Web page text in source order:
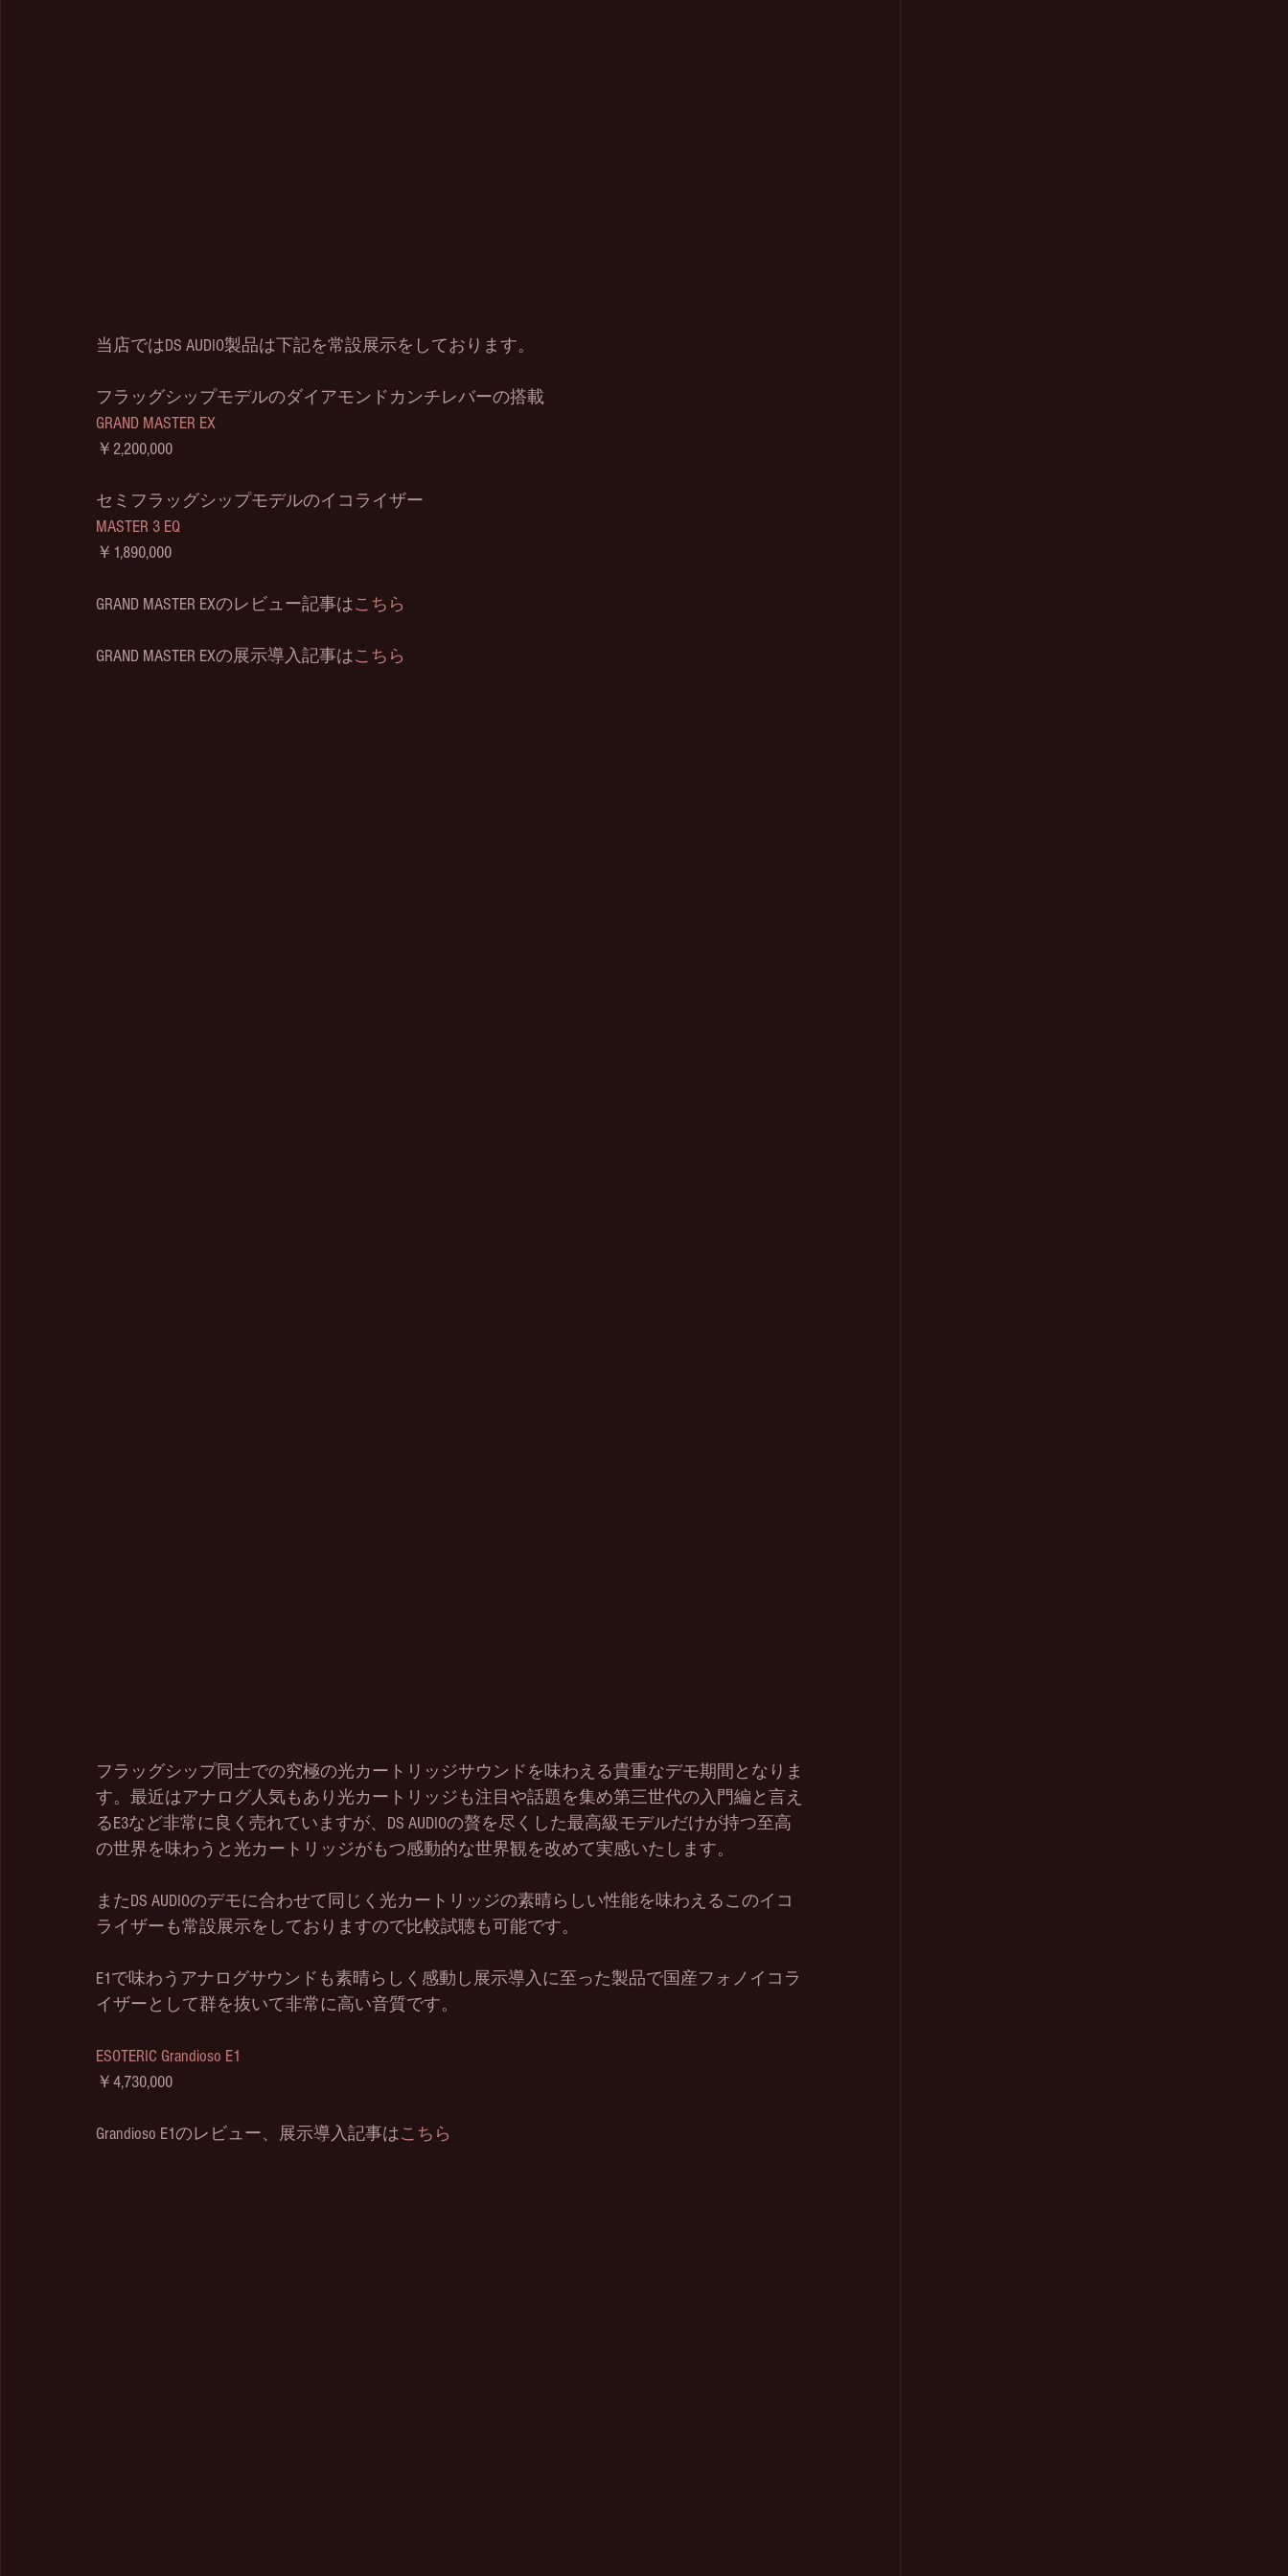
当店ではDS AUDIO製品は下記を常設展示をしております。
フラッグシップモデルのダイアモンドカンチレバーの搭載
GRAND MASTER EX
￥2,200,000
セミフラッグシップモデルのイコライザー
MASTER 3 EQ
￥1,890,000
GRAND MASTER EXのレビュー記事はこちら
GRAND MASTER EXの展示導入記事はこちら
フラッグシップ同士での究極の光カートリッジサウンドを味わえる貴重なデモ期間となりま
す。最近はアナログ人気もあり光カートリッジも注目や話題を集め第三世代の入門編と言え
るE3など非常に良く売れていますが、DS AUDIOの贅を尽くした最高級モデルだけが持つ至高
の世界を味わうと光カートリッジがもつ感動的な世界観を改めて実感いたします。
またDS AUDIOのデモに合わせて同じく光カートリッジの素晴らしい性能を味わえるこのイコ
ライザーも常設展示をしておりますので比較試聴も可能です。
E1で味わうアナログサウンドも素晴らしく感動し展示導入に至った製品で国産フォノイコラ
イザーとして群を抜いて非常に高い音質です。
ESOTERIC Grandioso E1
￥4,730,000
Grandioso E1のレビュー、展示導入記事はこちら